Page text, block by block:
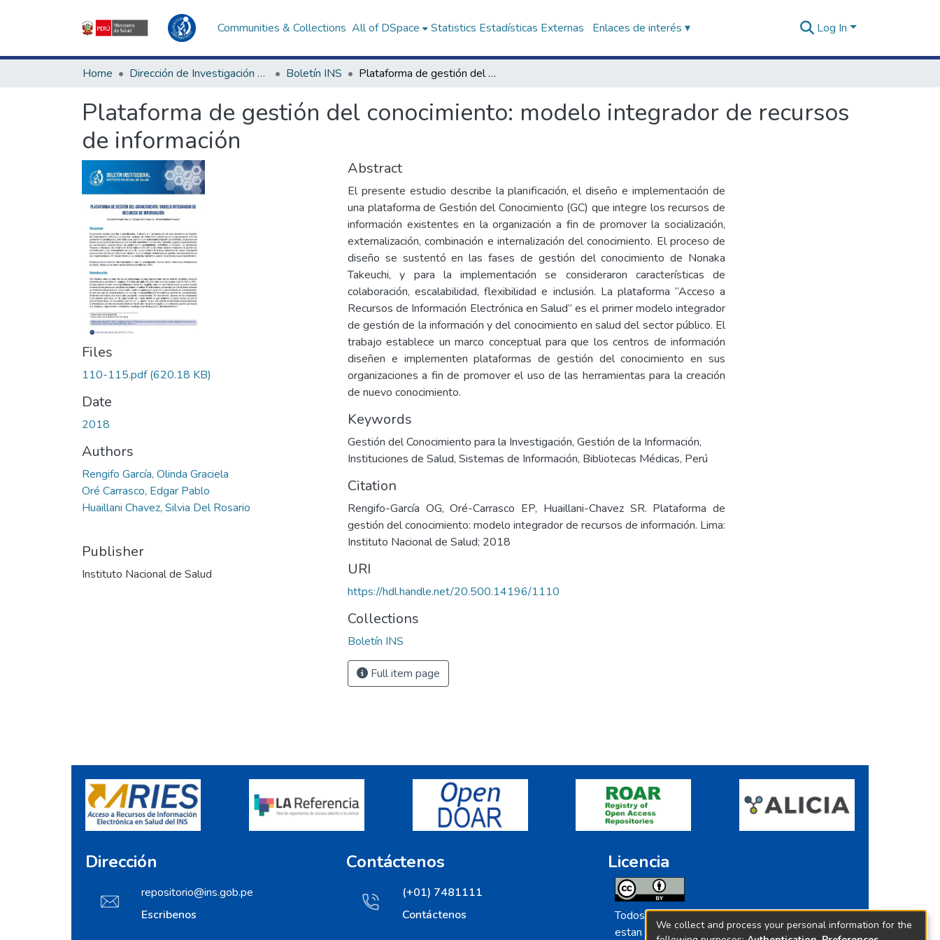
Communities & Collections All of DSpace Statistics Estadísticas Externas Enlaces de interés ▾ Log In
Home Dirección de Investigación e Innovación en Salud Boletín INS Plataforma de gestión del conocimiento: modelo integrador de recursos de información
Plataforma de gestión del conocimiento: modelo integrador de recursos
de información
Files
110-115.pdf(620.18 KB)
Date
2018
Authors
Rengifo García, Olinda Graciela
Oré Carrasco, Edgar Pablo
Huaillani Chavez, Silvia Del Rosario
Publisher
Instituto Nacional de Salud
Abstract
El presente estudio describe la planificación, el diseño e implementación de
una plataforma de Gestión del Conocimiento (GC) que integre los recursos de
información existentes en la organización a fin de promover la socialización,
externalización, combinación e internalización del conocimiento. El proceso de
diseño se sustentó en las fases de gestión del conocimiento de Nonaka
Takeuchi, y para la implementación se consideraron características de
colaboración, escalabilidad, flexibilidad e inclusión. La plataforma “Acceso a
Recursos de Información Electrónica en Salud” es el primer modelo integrador
de gestión de la información y del conocimiento en salud del sector público. El
trabajo establece un marco conceptual para que los centros de información
diseñen e implementen plataformas de gestión del conocimiento en sus
organizaciones a fin de promover el uso de las herramientas para la creación
de nuevo conocimiento.
Keywords
Gestión del Conocimiento para la Investigación, Gestión de la Información,
Instituciones de Salud, Sistemas de Información, Bibliotecas Médicas, Perú
Citation
Rengifo-García OG, Oré-Carrasco EP, Huaillani-Chavez SR. Plataforma de
gestión del conocimiento: modelo integrador de recursos de información. Lima:
Instituto Nacional de Salud; 2018
URI
https://hdl.handle.net/20.500.14196/1110
Collections
Boletín INS
Full item page
Dirección
repositorio@ins.gob.pe
Escribenos
Contáctenos
(+01) 7481111
Contáctenos
Licencia
Todos los contenidos de repositorio.ins.gob.pe
estan licenciados bajo
We collect and process your personal information for the